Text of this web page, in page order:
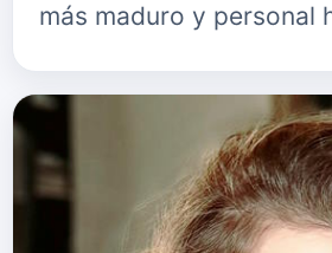
más maduro y personal